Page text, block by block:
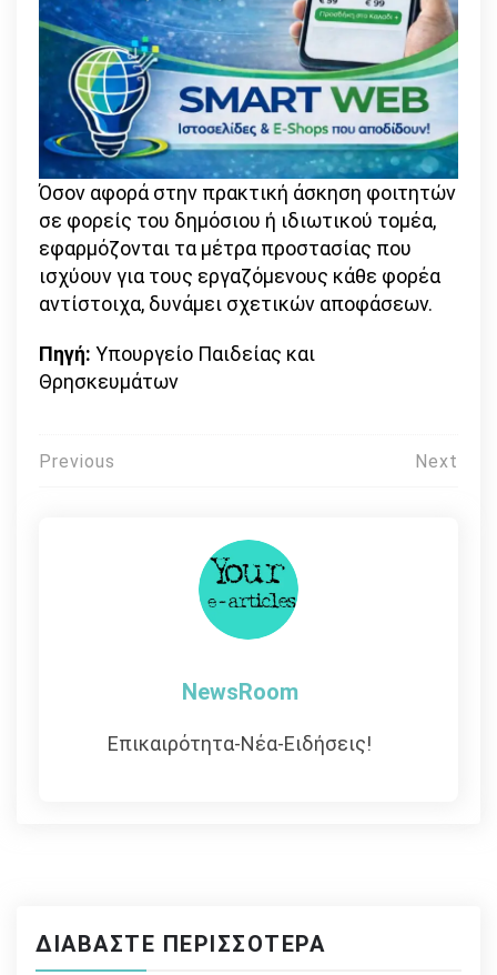
Όσον αφορά στην πρακτική άσκηση φοιτητών
σε φορείς του δημόσιου ή ιδιωτικού τομέα,
εφαρμόζονται τα μέτρα προστασίας που
ισχύουν για τους εργαζόμενους κάθε φορέα
αντίστοιχα, δυνάμει σχετικών αποφάσεων.
Πηγή: Υπουργείο Παιδείας και
Θρησκευμάτων
Πλοήγηση
Previous Next
NewsRoom
Επικαιρότητα-Νέα-Ειδήσεις!
ΔΙΑΒΆΣΤΕ ΠΕΡΙΣΣΌΤΕΡΑ